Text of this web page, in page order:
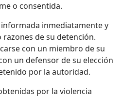
o consentida.
informada inmediatamente y
de su detención.
con un miembro de su
un defensor de su elección
por la autoridad.
por la violencia